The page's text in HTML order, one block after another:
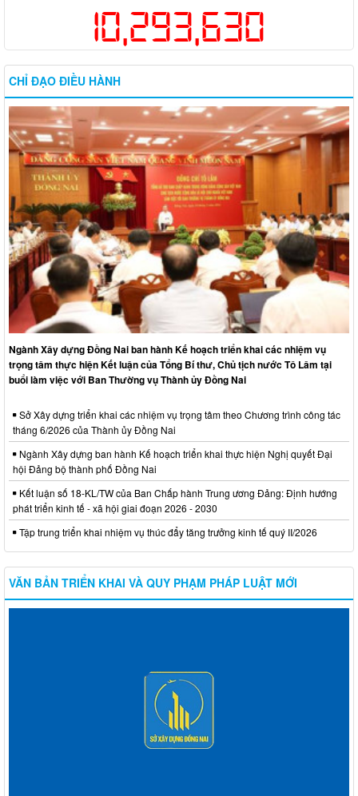
10,293,630
CHỈ ĐẠO ĐIỀU HÀNH
Ngành Xây dựng Đồng Nai ban hành Kế hoạch triển khai các nhiệm vụ
trọng tâm thực hiện Kết luận của Tổng Bí thư, Chủ tịch nước Tô Lâm tại
buổi làm việc với Ban Thường vụ Thành ủy Đồng Nai
Sở Xây dựng triển khai các nhiệm vụ trọng tâm theo Chương trình công tác
tháng 6/2026 của Thành ủy Đồng Nai
Ngành Xây dựng ban hành Kế hoạch triển khai thực hiện Nghị quyết Đại
hội Đảng bộ thành phố Đồng Nai
Kết luận số 18-KL/TW của Ban Chấp hành Trung ương Đảng: Định hướng
phát triển kinh tế - xã hội giai đoạn 2026 - 2030
Tập trung triển khai nhiệm vụ thúc đẩy tăng trưởng kinh tế quý II/2026
VĂN BẢN TRIỂN KHAI VÀ QUY PHẠM PHÁP LUẬT MỚI